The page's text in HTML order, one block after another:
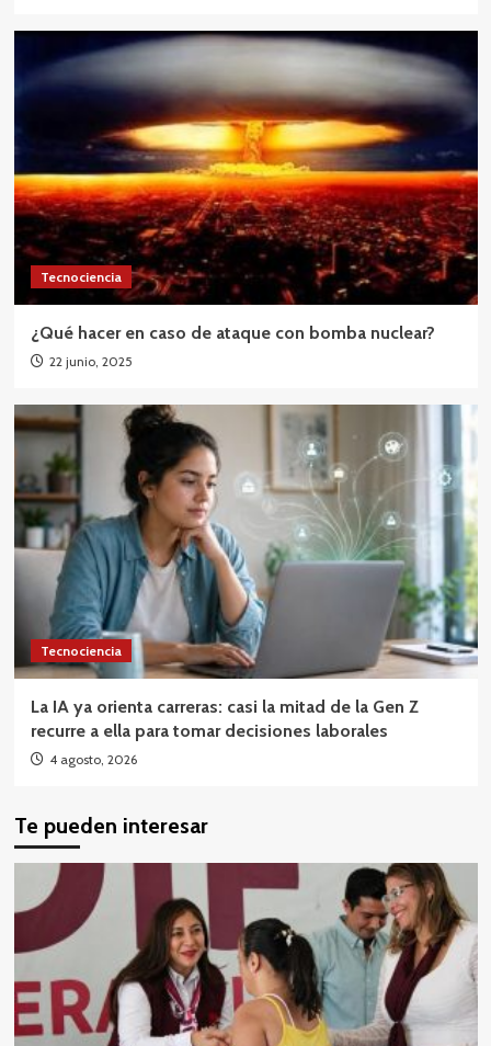
Tecnociencia
¿Qué hacer en caso de ataque con bomba nuclear?
22 junio, 2025
Tecnociencia
La IA ya orienta carreras: casi la mitad de la Gen Z
recurre a ella para tomar decisiones laborales
4 agosto, 2026
Te pueden interesar